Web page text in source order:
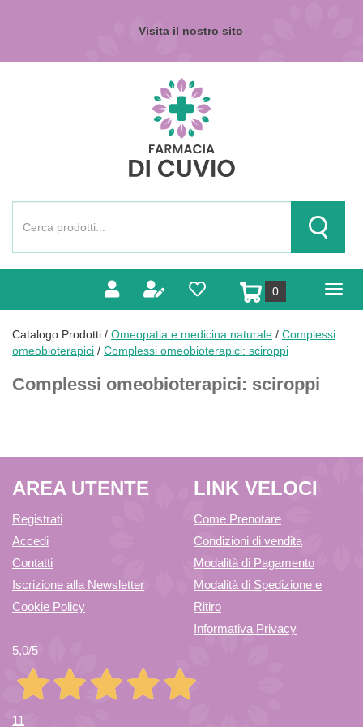
Visita il nostro sito
Prodotto
Cerca
0prodotti
inseriti
Catalogo Prodotti / Omeopatia e medicina naturale / Complessi
omeobioterapici / Complessi omeobioterapici: sciroppi
Complessi omeobioterapici: sciroppi
AREA UTENTE
Registrati
Accedi
Contatti
Iscrizione alla Newsletter
Cookie Policy
LINK VELOCI
Come Prenotare
Condizioni di vendita
Modalità di Pagamento
Modalità di Spedizione e
Ritiro
Informativa Privacy
5,0/5
11